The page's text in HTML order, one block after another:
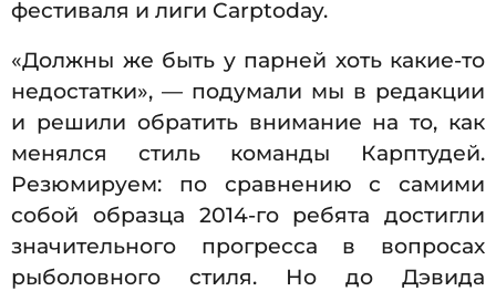
фестиваля и лиги Carptoday.
«Должны же быть у парней хоть какие-то
недостатки», — подумали мы в редакции
и решили обратить внимание на то, как
менялся стиль команды Карптудей.
Резюмируем: по сравнению с самими
собой образца 2014-го ребята достигли
значительного прогресса в вопросах
рыболовного стиля. Но до Дэвида